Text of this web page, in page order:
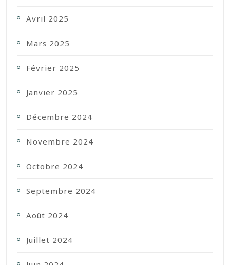
Avril 2025
Mars 2025
Février 2025
Janvier 2025
Décembre 2024
Novembre 2024
Octobre 2024
Septembre 2024
Août 2024
Juillet 2024